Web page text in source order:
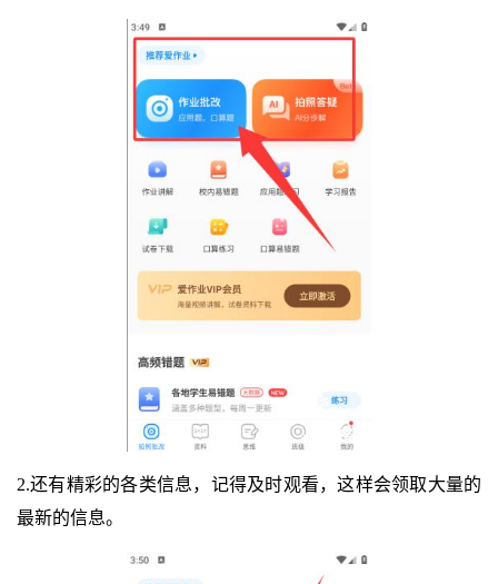
2.还有精彩的各类信息，记得及时观看，这样会领取大量的
最新的信息。